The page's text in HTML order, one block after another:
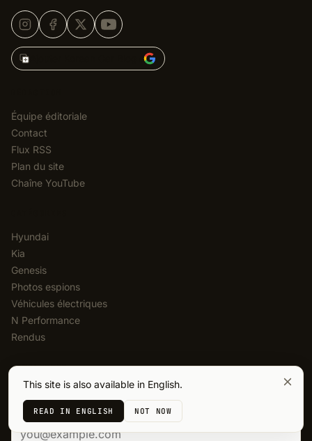
Ajouter Korean Car Blog à
Équipe éditoriale
Contact
Flux RSS
Plan du site
Chaîne YouTube
Hyundai
Kia
Genesis
Photos espions
Véhicules électriques
N Performance
Rendus
NEWSLETTER
Résumé hebdomadaire. Hyundai, Kia, Genesis. Gratuit, sans
spam, désabonnement à tout moment.
Adresse e-mail
This site is also available in English.
READ IN ENGLISH NOT NOW